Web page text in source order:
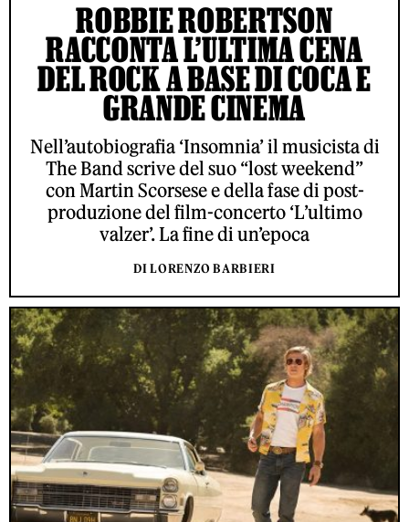
ROBBIE ROBERTSON
RACCONTA L’ULTIMA CENA
DEL ROCK A BASE DI COCA E
GRANDE CINEMA
Nell’autobiografia ‘Insomnia’ il musicista di
The Band scrive del suo “lost weekend”
con Martin Scorsese e della fase di post-
produzione del film-concerto ‘L’ultimo
valzer’. La fine di un’epoca
DI LORENZO BARBIERI